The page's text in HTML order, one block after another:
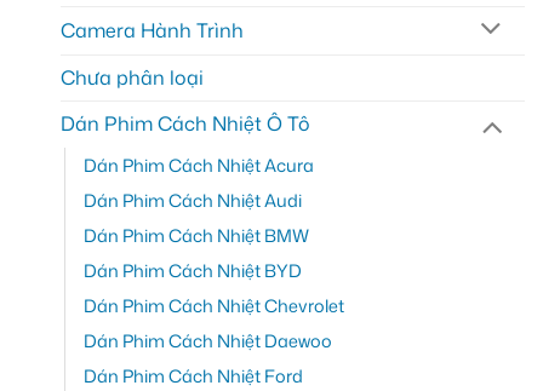
Camera Hành Trình
Chưa phân loại
Dán Phim Cách Nhiệt Ô Tô
Dán Phim Cách Nhiệt Acura
Dán Phim Cách Nhiệt Audi
Dán Phim Cách Nhiệt BMW
Dán Phim Cách Nhiệt BYD
Dán Phim Cách Nhiệt Chevrolet
Dán Phim Cách Nhiệt Daewoo
Dán Phim Cách Nhiệt Ford